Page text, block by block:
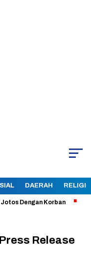
DAERAH RELIGI
Korban Aman
Release